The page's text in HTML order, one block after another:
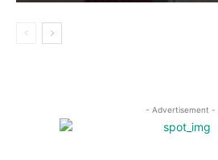
- Advertisement -